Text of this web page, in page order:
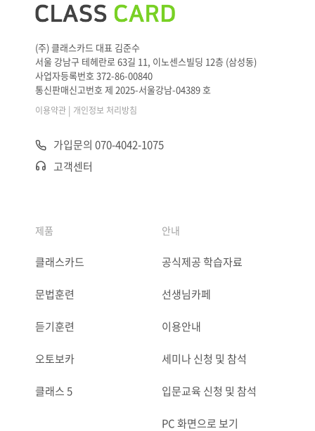
(주) 클래스카드 대표 김준수
서울 강남구 테헤란로 63길 11, 이노센스빌딩 12층 (삼성동)
사업자등록번호 372-86-00840
통신판매신고번호 제 2025-서울강남-04389 호
이용약관 | 개인정보 처리방침
가입문의 070-4042-1075
고객센터
제품
클래스카드
문법훈련
듣기훈련
오토보카
클래스 5
안내
공식제공 학습자료
선생님카페
이용안내
세미나 신청 및 참석
입문교육 신청 및 참석
PC 화면으로 보기